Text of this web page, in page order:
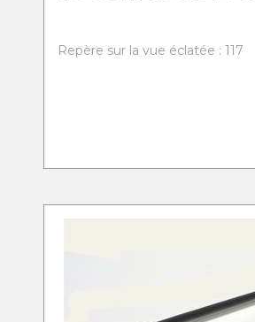
Repère sur la vue éclatée : 117